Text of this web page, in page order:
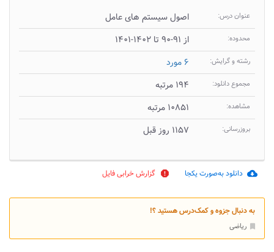
عنوان درس: اصول سیستم های عامل
محدوده: از ۹۱-۹۰ تا ۱۴۰۲-۱۴۰۱
رشته و گرایش: ۶ مورد
مجموع دانلود: ۱۹۴ مرتبه
مشاهده: ۱۰۸۵۱ مرتبه
بروزرسانی: ۱۱۵۷ روز قبل
cloud_download دانلود به‌صورت یکجا report گزارش خرابی فایل
به دنبال جزوه و کمک‌درس هستید ؟!
ریاضی